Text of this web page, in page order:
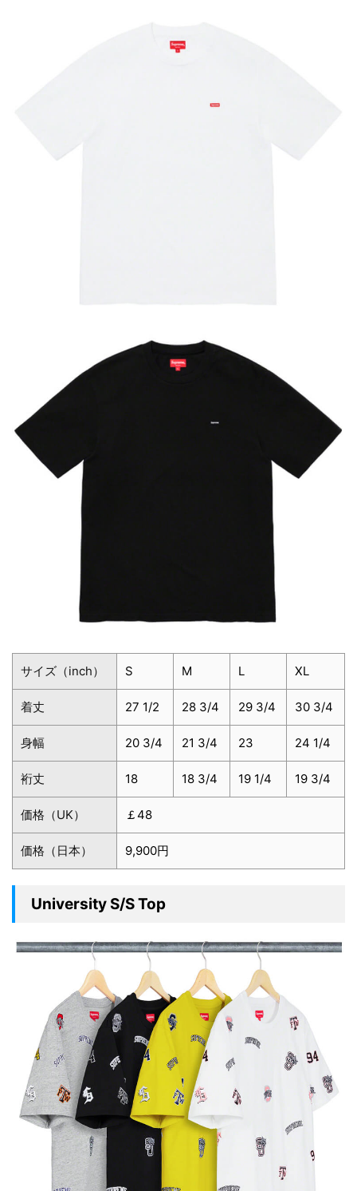
サイズ（inch） S M L XL
着丈 27 1/2 28 3/4 29 3/4 30 3/4
身幅 20 3/4 21 3/4 23 24 1/4
裄丈 18 18 3/4 19 1/4 19 3/4
価格（UK） ￡48
価格（日本） 9,900円
University S/S Top